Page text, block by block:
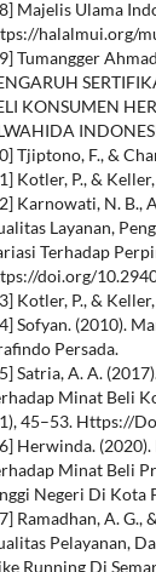
Majelis Ulama
halalmui.org/
Tumangger
KONSUMEN
Tjiptono, F., &
Kotler, P., &
Karnowati, N. B.,
Layanan,
Terhadap
doi.org/
Kotler, P., &
Sofyan. (2010).
Persada.
Satria, A. A.
Minat Beli
45–53. Https://
Herwinda.
Minat Beli
Negeri Di Kota
Ramadhan, A. G.,
Pelayanan,
Running Di